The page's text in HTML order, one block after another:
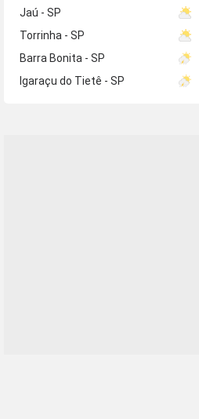
Jaú - SP
Torrinha - SP
Barra Bonita - SP
Igaraçu do Tietê - SP